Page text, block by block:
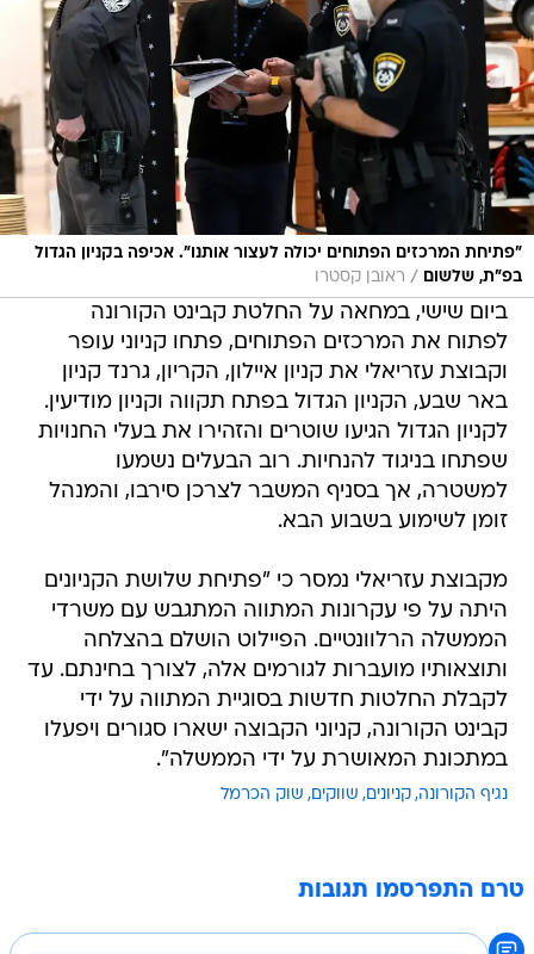
"פתיחת המרכזים הפתוחים יכולה לעצור אותנו". אכיפה בקניון הגדול
בפ"ת, שלשום
/ ראובן קסטרו
ביום שישי, במחאה על החלטת קבינט הקורונה
לפתוח את המרכזים הפתוחים, פתחו קניוני עופר
וקבוצת עזריאלי את קניון איילון, הקריון, גרנד קניון
באר שבע, הקניון הגדול בפתח תקווה וקניון מודיעין.
לקניון הגדול הגיעו שוטרים והזהירו את בעלי החנויות
שפתחו בניגוד להנחיות. רוב הבעלים נשמעו
למשטרה, אך בסניף המשבר לצרכן סירבו, והמנהל
זומן לשימוע בשבוע הבא.
מקבוצת עזריאלי נמסר כי "פתיחת שלושת הקניונים
היתה על פי עקרונות המתווה המתגבש עם משרדי
הממשלה הרלוונטיים. הפיילוט הושלם בהצלחה
ותוצאותיו מועברות לגורמים אלה, לצורך בחינתם. עד
לקבלת החלטות חדשות בסוגיית המתווה על ידי
קבינט הקורונה, קניוני הקבוצה ישארו סגורים ויפעלו
במתכונת המאושרת על ידי הממשלה".
נגיף הקורונה קניונים שווקים שוק הכרמל
טרם התפרסמו תגובות